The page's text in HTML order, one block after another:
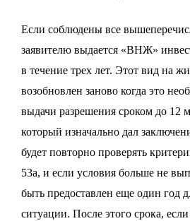
Если соблюдены все
заявителю выдается «ВНЖ»
в течение трех лет. Этот вид на
возобновлен заново когда это
выдачи разрешения сроком до 12
который изначально дал
будет повторно проверять
53а, и если условия больше не
быть предоставлен еще один год
ситуации. После этого срока,